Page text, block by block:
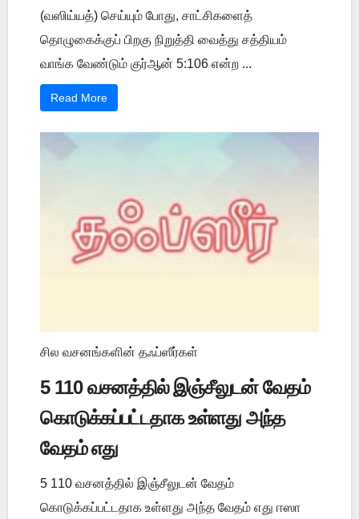
(வஸிய்யத்) செய்யும் போது, சாட்சிகளைத்
தொழுகைக்குப் பிறகு நிறுத்தி வைத்து சத்தியம்
வாங்க வேண்டும் குர்ஆன் 5:106 என்ற ...
Read More
சில வசனங்களின் தஃப்ஸீர்கள்
5 110 வசனத்தில் இஞ்சீலுடன் வேதம்
கொடுக்கப்பட்டதாக உள்ளது அந்த
வேதம் எது
5 110 வசனத்தில் இஞ்சீலுடன் வேதம்
கொடுக்கப்பட்டதாக உள்ளது அந்த வேதம் எது ஈஸா